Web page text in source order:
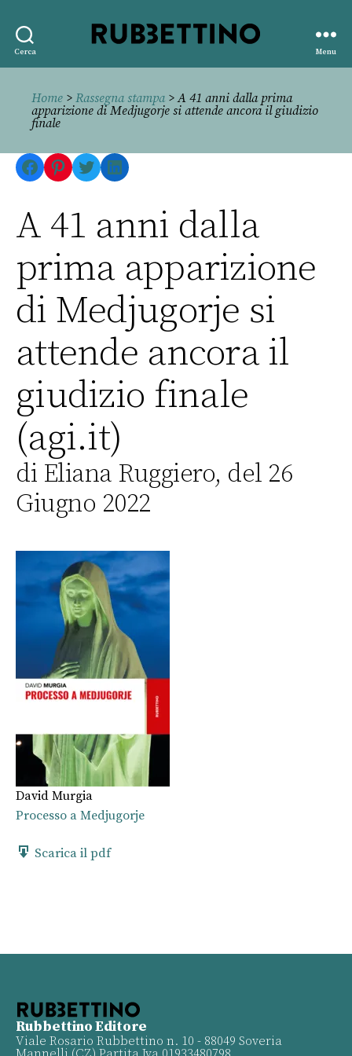
Cerca
editore
Menu
Home > Rassegna stampa> A 41 anni dalla prima
apparizione di Medjugorje si attende ancora il giudizio
finale
Facebook
Pinterest
TwitterLinkedIn
A 41 anni dalla
prima apparizione
di Medjugorje si
attende ancora il
giudizio finale
(agi.it)
di Eliana Ruggiero, del 26
Giugno 2022
David Murgia
Processo a Medjugorje
Scarica il pdf
Rubbettino Editore
Viale Rosario Rubbettino n. 10 - 88049 Soveria